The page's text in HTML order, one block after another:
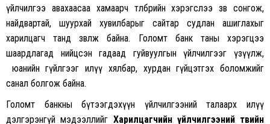
үйлчилгээ авахаасаа хамаарч төлбөрийн хэрэгслээ зөв сонгож,
найдвартай, шуурхай хувилбарыг сайтар судлан ашиглахыг
харилцагч танд зөвлөж байна. Голомт банк таны хэрэгцээ
шаардлагад нийцсэн гадаад гуйвуулгын үйлчилгээг үзүүлж,
юанийн гүйлгээг илүү хялбар, хурдан гүйцэтгэх боломжийг
санал болгож байна.
Голомт банкны бүтээгдэхүүн үйлчилгээний талаарх илүү
дэлгэрэнгүй мэдээллийг Харилцагчийн үйлчилгээний төвийн